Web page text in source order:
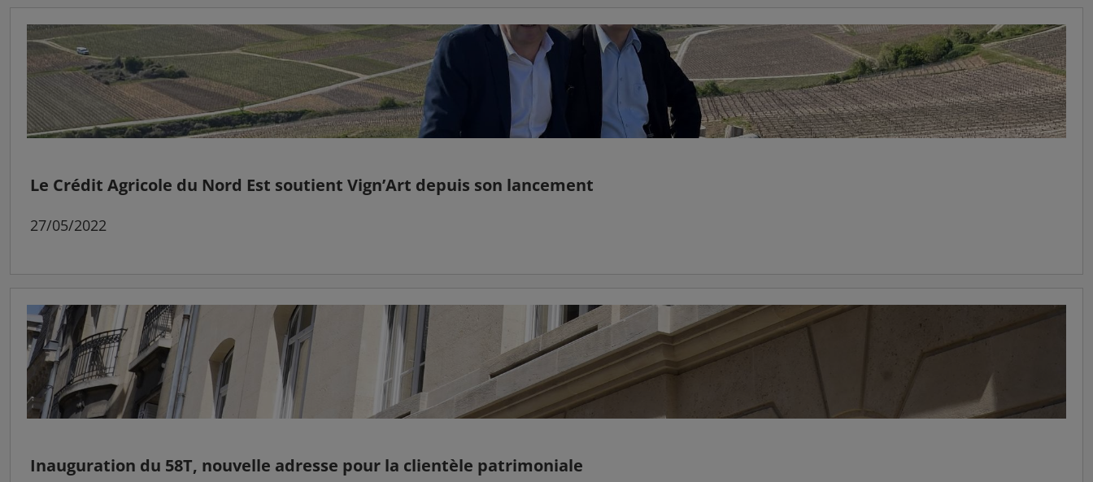
Le Crédit Agricole du Nord Est soutient Vign’Art depuis son lancement
27/05/2022
Inauguration du 58T, nouvelle adresse pour la clientèle patrimoniale